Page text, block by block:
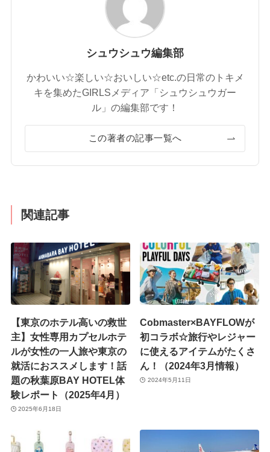
シュウシュウ編集部
かわいい☆楽しい☆おいしい☆etc.の日常のトキメ
キを集めたGIRLSメディア「シュウシュウガー
ル」の編集部です！
この著者の記事一覧へ
関連記事
【東京のホテル高いの救世
主】女性専用カプセルホテ
ルが女性の一人旅や東京の
就活におススメします！話
題の秋葉原BAY HOTEL体
験レポート（2025年4月）
2025年6月18日
Cobmaster×BAYFLOWが
初コラボ☆旅行やレジャー
に使えるアイテムがたくさ
ん！（2024年3月情報）
2024年5月11日